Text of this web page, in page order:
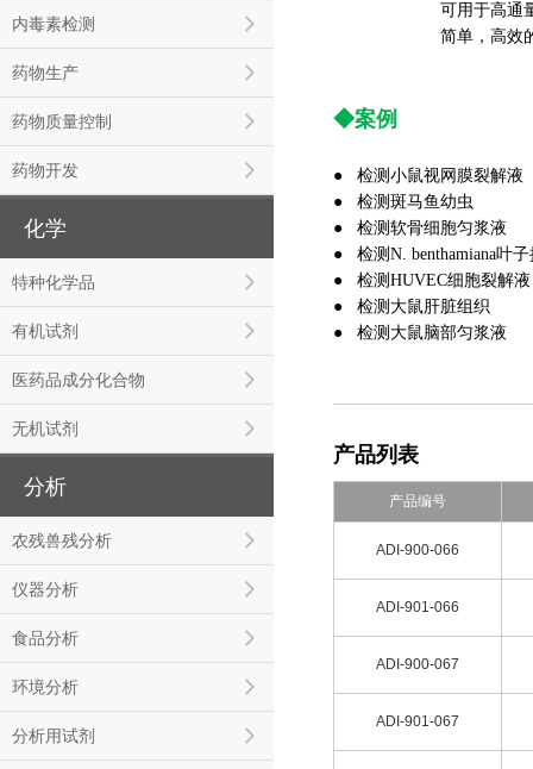
内毒素检测
药物生产
药物质量控制
药物开发
化学
特种化学品
有机试剂
医药品成分化合物
无机试剂
分析
农残兽残分析
仪器分析
食品分析
环境分析
分析用试剂
可用于高通
简单，高效
◆案例
● 检测小鼠视网膜裂解液
● 检测斑马鱼幼虫
● 检测软骨细胞匀浆液
● 检测N. benthamiana叶
● 检测HUVEC细胞裂解液
● 检测大鼠肝脏组织
● 检测大鼠脑部匀浆液
产品列表
产品编号
ADI-900-066
ADI-901-066
ADI-900-067
ADI-901-067